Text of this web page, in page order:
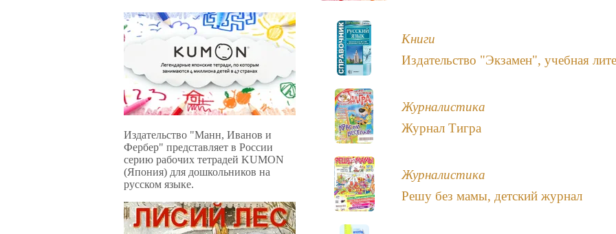
Издательство "Манн, Иванов и
Фербер" представляет в России
серию рабочих тетрадей KUMON
(Япония) для дошкольников на
русском языке.
Книги
Издательство "Экзамен", учебная
Журналистика
Журнал Тигра
Журналистика
Решу без мамы, детский журнал